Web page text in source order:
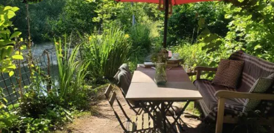
Heil- und Wildkräuterwanderung "ES
SUMMT UND BRUMMT - DER
SOMMER ZEIGT SEINE
FRÜCHTE"
Direktnachricht senden